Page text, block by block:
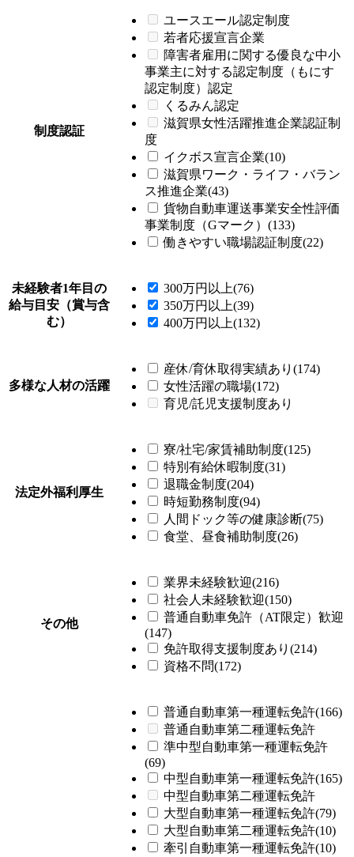
制度認証
ユースエール認定制度
若者応援宣言企業
障害者雇用に関する優良な中小
事業主に対する認定制度（もにす
認定制度）認定
くるみん認定
滋賀県女性活躍推進企業認証制
度
イクボス宣言企業(10)
滋賀県ワーク・ライフ・バラン
ス推進企業(43)
貨物自動車運送事業安全性評価
事業制度（Gマーク）(133)
働きやすい職場認証制度(22)
未経験者1年目の
給与目安（賞与含
む）
300万円以上(76)
350万円以上(39)
400万円以上(132)
多様な人材の活躍
産休/育休取得実績あり(174)
女性活躍の職場(172)
育児/託児支援制度あり
法定外福利厚生
寮/社宅/家賃補助制度(125)
特別有給休暇制度(31)
退職金制度(204)
時短勤務制度(94)
人間ドック等の健康診断(75)
食堂、昼食補助制度(26)
その他
業界未経験歓迎(216)
社会人未経験歓迎(150)
普通自動車免許（AT限定）歓迎
(147)
免許取得支援制度あり(214)
資格不問(172)
普通自動車第一種運転免許(166)
普通自動車第二種運転免許
準中型自動車第一種運転免許
(69)
中型自動車第一種運転免許(165)
中型自動車第二種運転免許
大型自動車第一種運転免許(79)
大型自動車第二種運転免許(10)
牽引自動車第一種運転免許(10)